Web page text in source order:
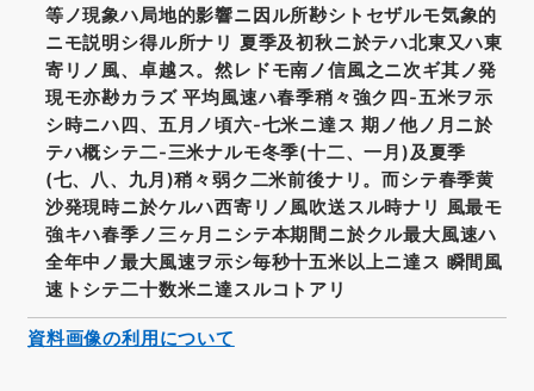
等ノ現象ハ局地的影響ニ因ル所尠シトセザルモ気象的
ニモ説明シ得ル所ナリ 夏季及初秋ニ於テハ北東又ハ東
寄リノ風、卓越ス。然レドモ南ノ信風之ニ次ギ其ノ発
現モ亦尠カラズ 平均風速ハ春季稍々強ク四-五米ヲ示
シ時ニハ四、五月ノ頃六-七米ニ達ス 期ノ他ノ月ニ於
テハ概シテ二-三米ナルモ冬季(十二、一月)及夏季
(七、八、九月)稍々弱ク二米前後ナリ。而シテ春季黄
沙発現時ニ於ケルハ西寄リノ風吹送スル時ナリ 風最モ
強キハ春季ノ三ヶ月ニシテ本期間ニ於クル最大風速ハ
全年中ノ最大風速ヲ示シ毎秒十五米以上ニ達ス 瞬間風
速トシテ二十数米ニ達スルコトアリ
資料画像の利用について